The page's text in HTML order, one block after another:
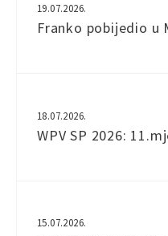
19.07.2026.
Franko pobijedio u
18.07.2026.
WPV SP 2026:
15.07.2026.